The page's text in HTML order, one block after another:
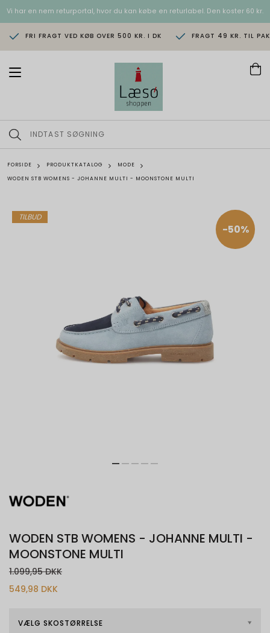
Vi har en nem returportal, hvor du kan købe en returlabel. Den koster 60 kr.
FRI FRAGT VED KØB OVER 500 KR. I DK FRAGT 49 KR. TIL
T
n
a
i
g
i
o
FORSIDE PRODUKTKATALOG
MODE
WODEN STB WOMENS - JOHANNE MULTI - MOONSTONE MULTI
TILBUD
-50%
WODEN STB WOMENS - JOHANNE MULTI -
MOONSTONE MULTI
1.099,95 DKK
549,98 DKK
VÆLG SKOSTØRRELSE